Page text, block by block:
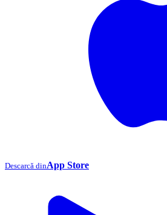
Descarcă dinApp Store